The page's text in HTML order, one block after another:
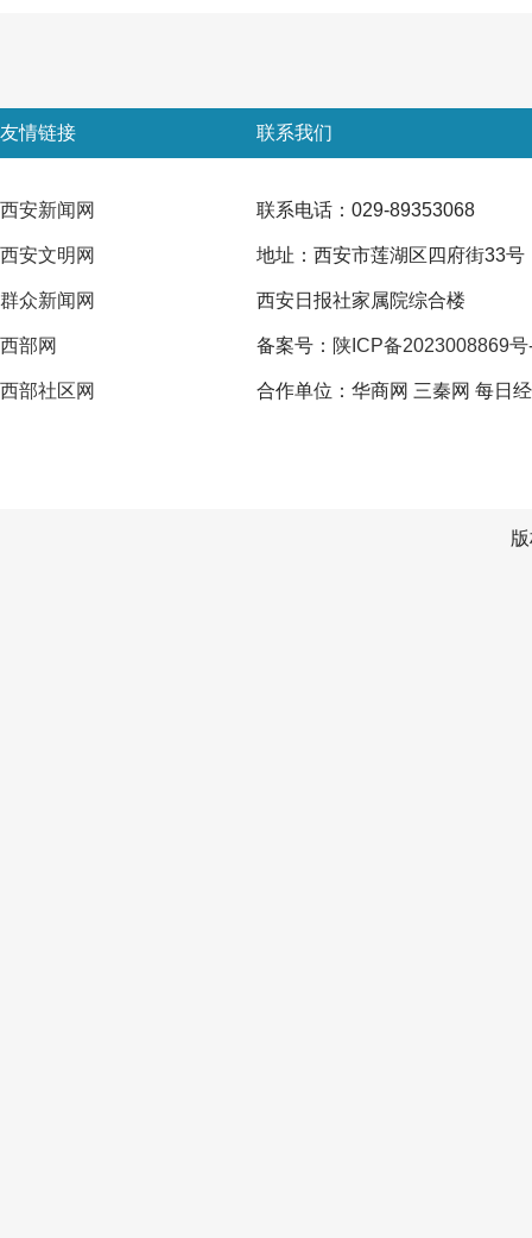
友情链接 联系我们
西安新闻网
西安文明网
群众新闻网
西部网
西部社区网
联系电话：029-89353068
地址：西安市莲湖区四府街33号
西安日报社家属院综合楼
备案号： 陕ICP备2023008869号
合作单位：华商网 三秦网 每日